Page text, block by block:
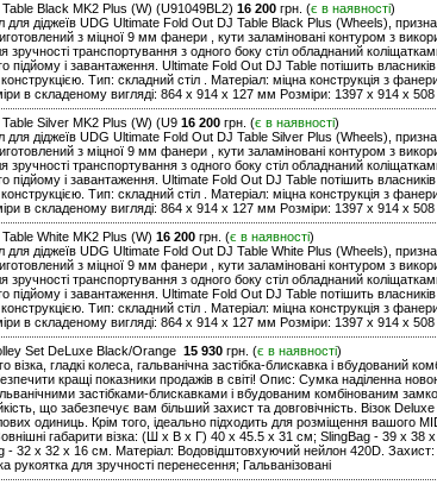
Black MK2 Plus (W) (U91049BL2) 16 200 грн. (є в наявності)
для діджеїв UDG Ultimate Fold Out DJ Table Black Plus (Wheels),
з міцної 9 мм фанери , кути заламіновані контуром з
транспортування з одного боку стіл обладнаний
підйому і завантаження. Ultimate Fold Out DJ Table потішить
Тип: складний стіл . Матеріал: міцна конструкція з
в складеному вигляді: 864 x 914 x 127 мм Розміри: 1397 x 914 x
Silver MK2 Plus (W) (U9 16 200 грн. (є в наявності)
для діджеїв UDG Ultimate Fold Out DJ Table Silver Plus (Wheels),
з міцної 9 мм фанери , кути заламіновані контуром з
транспортування з одного боку стіл обладнаний
підйому і завантаження. Ultimate Fold Out DJ Table потішить
Тип: складний стіл . Матеріал: міцна конструкція з
в складеному вигляді: 864 x 914 x 127 мм Розміри: 1397 x 914 x
White MK2 Plus (W) 16 200 грн. (є в наявності)
для діджеїв UDG Ultimate Fold Out DJ Table White Plus (Wheels),
з міцної 9 мм фанери , кути заламіновані контуром з
транспортування з одного боку стіл обладнаний
підйому і завантаження. Ultimate Fold Out DJ Table потішить
Тип: складний стіл . Матеріал: міцна конструкція з
в складеному вигляді: 864 x 914 x 127 мм Розміри: 1397 x 914 x
Set DeLuxe Black/Orange 15 930 грн. (є в наявності)
візка, гладкі колеса, гальванічна застібка-блискавка і вбудований
кращі показники продажів в світі! Опис: Сумка наділенна
застібками-блискавками і вбудованим комбінованим
що забезпечує вам більший захист та довговічність. Візок
одиниць. Крім того, ідеально підходить для розміщення вашого
габарити візка: (Ш х В х Г) 40 x 45.5 x 31 см; SlingBag - 39 x 38
- 32 x 32 x 16 см. Матеріал: Водовідштовхуючий нейлон 420D. Захист:
рукоятка для зручності перенесення; Гальванізовані